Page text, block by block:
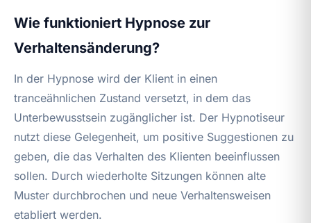
Wie funktioniert Hypnose zur
Verhaltensänderung?
In der Hypnose wird der Klient in einen
tranceähnlichen Zustand versetzt, in dem das
Unterbewusstsein zugänglicher ist. Der Hypnotiseur
nutzt diese Gelegenheit, um positive Suggestionen zu
geben, die das Verhalten des Klienten beeinflussen
sollen. Durch wiederholte Sitzungen können alte
Muster durchbrochen und neue Verhaltensweisen
etabliert werden.